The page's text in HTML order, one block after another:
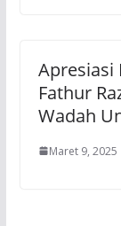
Apresiasi
Fathur
Wadah
Maret 9, 2025